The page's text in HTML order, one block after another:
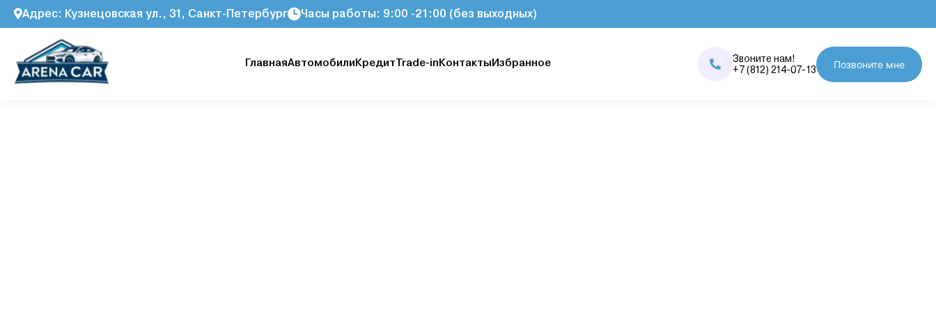
Адрес: Кузнецовская ул., 31, Санкт-Петербург Часы работы: 9:00 -21:00 (без выходных)
ГлавнаяАвтомобилиКредитTrade-inКонтактыИзбранное
Звоните нам!
+7 (812) 214-07-13
Позвоните мне